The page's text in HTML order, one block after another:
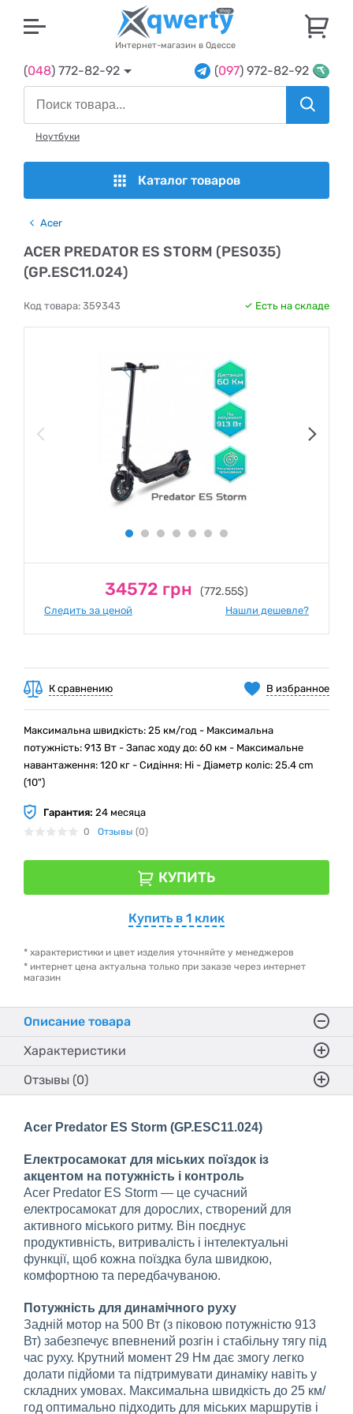
Интернет-магазин в Одессе
(048) 772-82-92 (097) 972-82-92
Ноутбуки
Каталог товаров
Acer
ACER PREDATOR ES STORM (PES035)
(GP.ESC11.024)
Код товара: 359343 Есть на складе
34572 грн (772.55$)
Следить за ценой Нашли дешевле?
В избранное
К сравнению
Максимальна швидкість: 25 км/год - Максимальна
потужність: 913 Вт - Запас ходу до: 60 км - Максимальне
навантаження: 120 кг - Сидіння: Ні - Діаметр коліс: 25.4 cm
(10")
Гарантия: 24 месяца
0 Отзывы (0)
КУПИТЬ
Купить в 1 клик
* характеристики и цвет изделия уточняйте у менеджеров
* интернет цена актуальна только при заказе через интернет
магазин
Описание товара
Характеристики
Отзывы (0)
Acer Predator ES Storm (GP.ESC11.024)
Електросамокат для міських поїздок із
акцентом на потужність і контроль
Acer Predator ES Storm — це сучасний
електросамокат для дорослих, створений для
активного міського ритму. Він поєднує
продуктивність, витривалість і інтелектуальні
функції, щоб кожна поїздка була швидкою,
комфортною та передбачуваною.
Потужність для динамічного руху
Задній мотор на 500 Вт (з піковою потужністю 913
Вт) забезпечує впевнений розгін і стабільну тягу під
час руху. Крутний момент 29 Нм дає змогу легко
долати підйоми та підтримувати динаміку навіть у
складних умовах. Максимальна швидкість до 25 км/
год оптимально підходить для міських маршрутів і